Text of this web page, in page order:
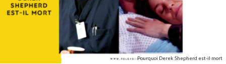
Pourquoi Derek Shepherd est-il mort